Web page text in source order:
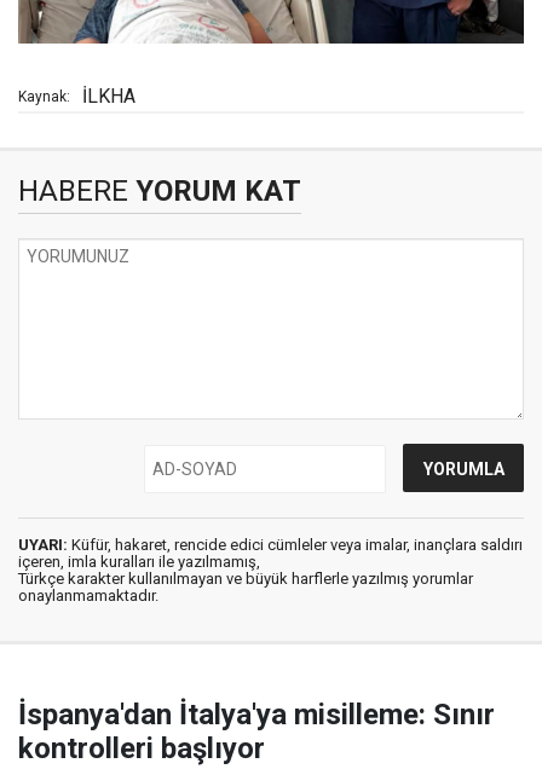
Kaynak: İLKHA
HABERE YORUM KAT
UYARI: Küfür, hakaret, rencide edici cümleler veya imalar, inançlara saldırı
içeren, imla kuralları ile yazılmamış,
Türkçe karakter kullanılmayan ve büyük harflerle yazılmış yorumlar
onaylanmamaktadır.
İspanya'dan İtalya'ya misilleme: Sınır
kontrolleri başlıyor